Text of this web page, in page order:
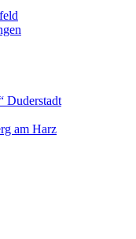
Duderstadt
am Harz